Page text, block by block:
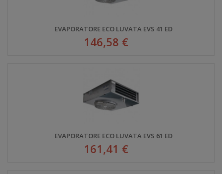
EVAPORATORE ECO LUVATA EVS 41 ED
146,58 €
EVAPORATORE ECO LUVATA EVS 61 ED
161,41 €